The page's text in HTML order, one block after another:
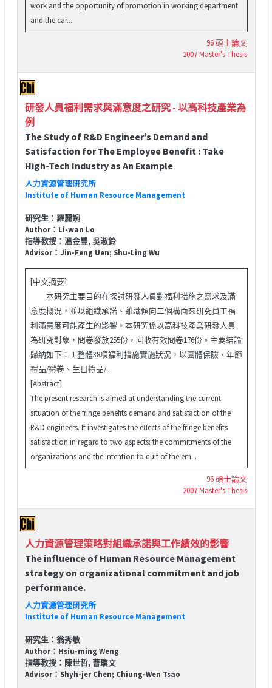
work and the opportunity of promotion in working department
and the car...
96 碩士論文
2007 Master's Thesis
研發人員福利需求與滿意度之研究 - 以高科技產業為
例
The Study of R&D Engineer’s Demand and
Satisfaction for The Employee Benefit : Take
High-Tech Industry as An Example
人力資源管理研究所
Institute of Human Resource Management
研究生：羅麗婉
Author：Li-wan Lo
指導教授：溫金豐, 吳淑鈴
Advisor：Jin-Feng Uen; Shu-Ling Wu
[中文摘要]
本研究主要目的在探討研發人員對福利措施之需求及滿
意度概況，並以組織承諾、離職傾向二個構面來研究員工福
利滿意度可能產生的影響。本研究係以高科技產業研發人員
為研究對象，問卷發放255份，回收有效問卷176份。主要結論
歸納如下： 1.整體38項福利措施實施狀況，以團體保險、年節
禮品/禮卷、生日禮品/...
[Abstract]
The present research is aimed at understanding the current
situation of the fringe benefits demand and satisfaction of the
R&D engineers. It investigates the effects of the fringe benefits
satisfaction in regard to two aspects: the commitments of the
organizations and the intention to quit of the em...
96 碩士論文
2007 Master's Thesis
人力資源管理策略對組織承諾與工作績效的影響
The influence of Human Resource Management
strategy on organizational commitment and job
performance.
人力資源管理研究所
Institute of Human Resource Management
研究生：翁秀敏
Author：Hsiu-ming Weng
指導教授：陳世哲, 曹瓊文
Advisor：Shyh-jer Chen; Chiung-Wen Tsao